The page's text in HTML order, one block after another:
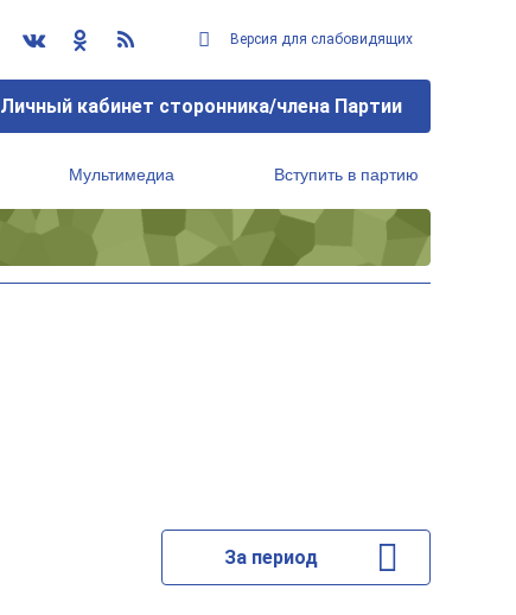
Версия для слабовидящих
Личный кабинет сторонника/члена Партии
Мультимедиа Вступить в партию
За период